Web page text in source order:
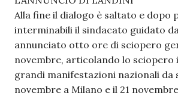
Alla fine il dialogo è saltato e dopo
interminabili il sindacato guidato
annunciato otto ore di sciopero
novembre, articolando lo sciopero
grandi manifestazioni nazionali da
novembre a Milano e il 21